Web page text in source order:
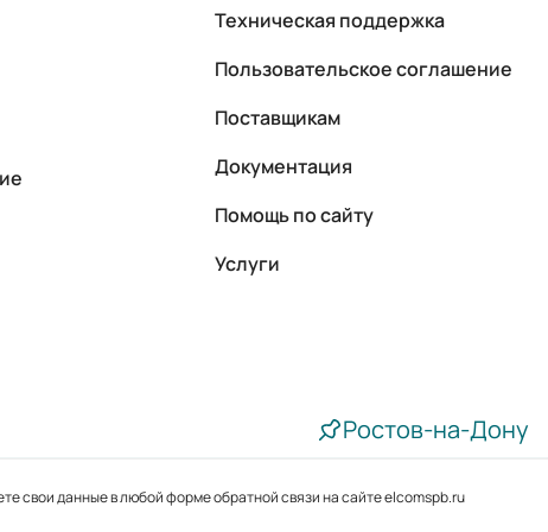
Техническая поддержка
Пользовательское соглашение
Поставщикам
Документация
Помощь по сайту
Услуги
Ростов-на-Дону
свои данные в любой форме обратной связи на сайте elcomspb.ru